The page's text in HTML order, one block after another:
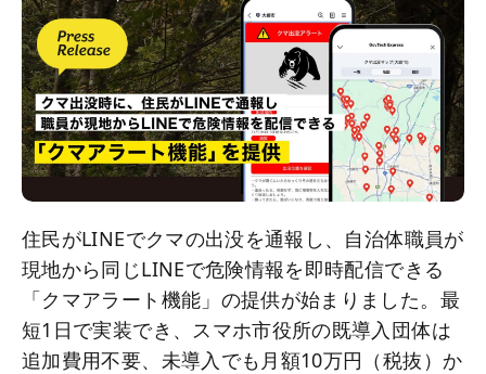
住民がLINEでクマの出没を通報し、自治体職員が
現地から同じLINEで危険情報を即時配信できる
「クマアラート機能」の提供が始まりました。最
短1日で実装でき、スマホ市役所の既導入団体は
追加費用不要、未導入でも月額10万円（税抜）か